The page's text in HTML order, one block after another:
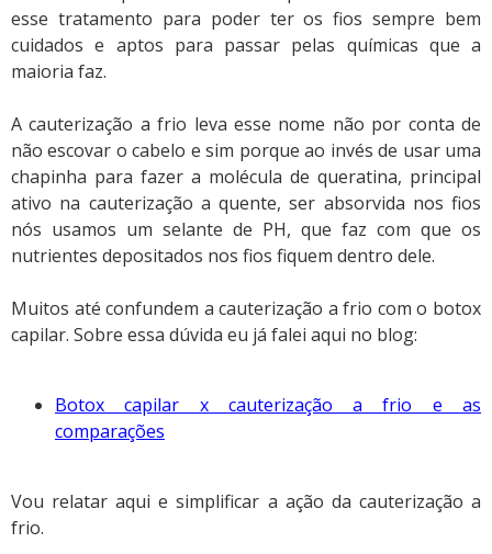
esse tratamento para poder ter os fios sempre bem
cuidados e aptos para passar pelas químicas que a
maioria faz.
A cauterização a frio leva esse nome não por conta de
não escovar o cabelo e sim porque ao invés de usar uma
chapinha para fazer a molécula de queratina, principal
ativo na cauterização a quente, ser absorvida nos fios
nós usamos um selante de PH, que faz com que os
nutrientes depositados nos fios fiquem dentro dele.
Muitos até confundem a cauterização a frio com o botox
capilar. Sobre essa dúvida eu já falei aqui no blog:
Botox capilar x cauterização a frio e as
comparações
Vou relatar aqui e simplificar a ação da cauterização a
frio.